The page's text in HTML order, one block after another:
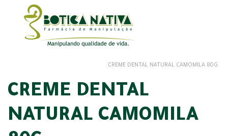
CREME DENTAL NATURAL CAMOMILA 80G
CREME DENTAL
NATURAL CAMOMILA